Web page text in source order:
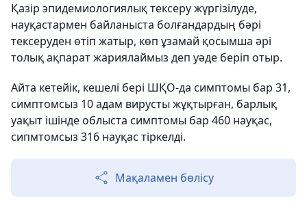
Қазір эпидемиологиялық тексеру жүргізілуде,
науқастармен байланыста болғандардың бәрі
тексеруден өтіп жатыр, көп ұзамай қосымша әрі
толық ақпарат жариялаймыз деп уәде беріп отыр.
Айта кетейік, кешелі бері ШҚО-да симптомы бар 31,
симптомсыз 10 адам вирусты жұқтырған, барлық
уақыт ішінде облыста симптомы бар 460 науқас,
сипмтомсыз 316 науқас тіркелді.
Мақаламен бөлісу